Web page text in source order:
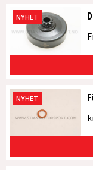
NYHET
NYHET